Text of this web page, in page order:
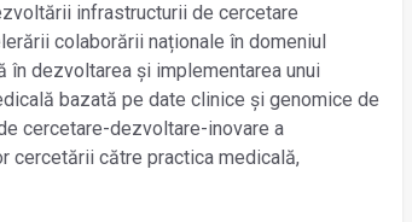
infrastructurii de cercetare
colaborării naționale în domeniul
dezvoltarea și implementarea unui
bazată pe date clinice și genomice de
cercetare-dezvoltare-inovare a
cercetării către practica medicală,